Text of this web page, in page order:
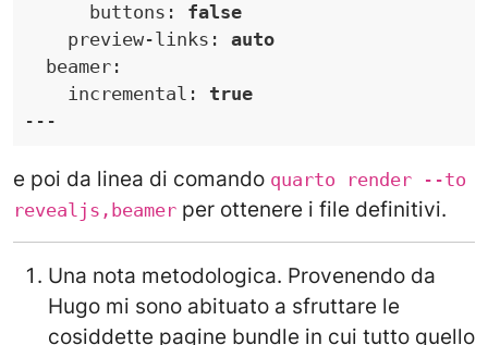
buttons :
false
preview-links :
auto
beamer:
incremental :
true
---
e poi da linea di comando quarto render --to
revealjs,beamer per ottenere i file definitivi.
Una nota metodologica. Provenendo da
Hugo mi sono abituato a sfruttare le
cosiddette pagine bundle in cui tutto quello